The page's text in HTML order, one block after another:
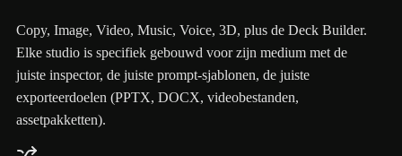
Copy, Image, Video, Music, Voice, 3D, plus de Deck Builder.
Elke studio is specifiek gebouwd voor zijn medium met de
juiste inspector, de juiste prompt-sjablonen, de juiste
exporteerdoelen (PPTX, DOCX, videobestanden,
assetpakketten).